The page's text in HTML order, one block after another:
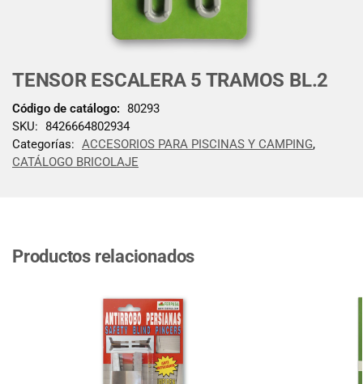
TENSOR ESCALERA 5 TRAMOS BL.2
Código de catálogo: 80293
SKU: 8426664802934
Categorías: ACCESORIOS PARA PISCINAS Y CAMPING,
CATÁLOGO BRICOLAJE
Productos relacionados